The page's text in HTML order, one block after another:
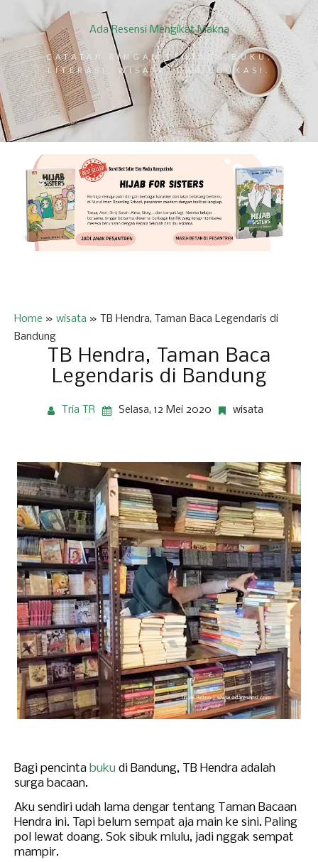
Ada Resensi Mengikat Makna
CATATAN RINGAN TENTANG BUKU,
LITERASI, WISATA, DAN EDUKASI.
Home » wisata »
TB Hendra, Taman Baca Legendaris di
Bandung
TB Hendra, Taman Baca
Legendaris di Bandung
Tria TR Selasa, 12 Mei 2020 wisata
Bagi pencinta buku di Bandung, TB Hendra adalah
surga bacaan.
Aku sendiri udah lama dengar tentang T aman Bacaan
Hendra ini. Tapi belum sempat aja main ke sini. Paling
pol lewat doang. Sok sibuk mlulu, jadi nggak sempat
mampir.